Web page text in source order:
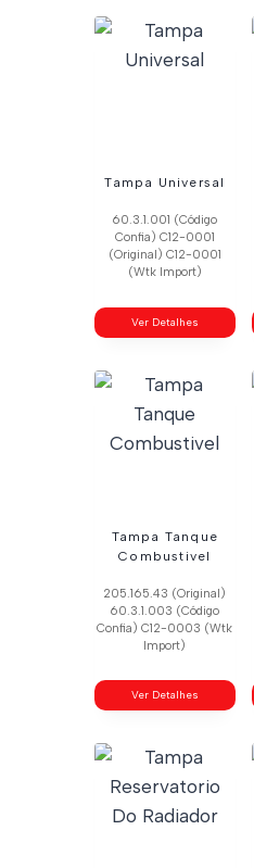
Tampa Universal
60.3.1.001 (Código
Confia) C12-0001
(Original) C12-0001
(Wtk Import)
Ver Detalhes
Tampa Tanque
Combustivel
205.165.43 (Original)
60.3.1.003 (Código
Confia) C12-0003 (Wtk
Import)
Ver Detalhes